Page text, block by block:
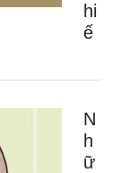
hi
ế
N
h
ữ